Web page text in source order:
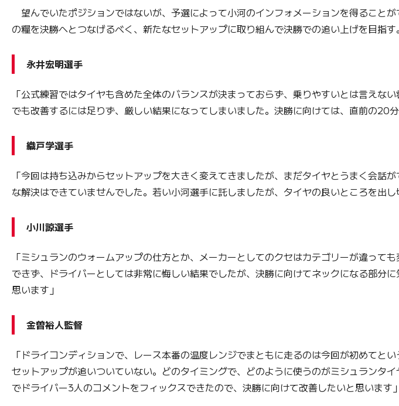
望んでいたポジションではないが、予選によって小河のインフォメーションを得ること
の糧を決勝へとつなげるべく、新たなセットアップに取り組んで決勝での追い上げを目指す。
永井宏明選手
「公式練習ではタイヤも含めた全体のバランスが決まっておらず、乗りやすいとは言えな
でも改善するには足りず、厳しい結果になってしまいました。決勝に向けては、直前の20
織戸学選手
「今回は持ち込みからセットアップを大きく変えてきましたが、まだタイヤとうまく会
な解決はできていませんでした。若い小河選手に託しましたが、タイヤの良いところを出し
小川諒選手
「ミシュランのウォームアップの仕方とか、メーカーとしてのクセはカテゴリーが違っ
できず、ドライバーとしては非常に悔しい結果でしたが、決勝に向けてネックになる部分
思います」
金曽裕人監督
「ドライコンディションで、レース本番の温度レンジでまともに走るのは今回が初めてと
セットアップが追いついていない。どのタイミングで、どのように使うのがミシュランタ
でドライバー3人のコメントをフィックスできたので、決勝に向けて改善したいと思います」